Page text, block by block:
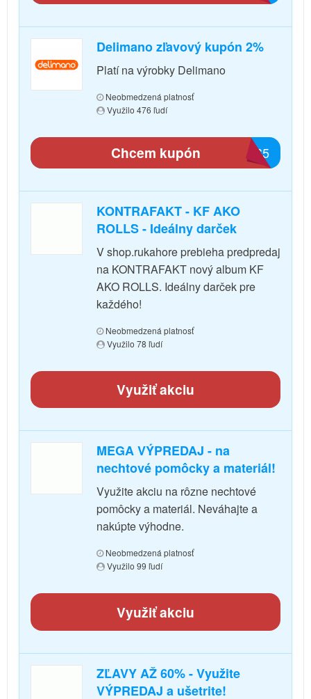
Delimano zľavový kupón 2%
Platí na výrobky Delimano
Neobmedzená platnosť
Využilo 476 ľudí
2665
Chcem kupón
KONTRAFAKT - KF AKO
ROLLS - Ideálny darček
V shop.rukahore prebieha predpredaj
na KONTRAFAKT nový album KF
AKO ROLLS. Ideálny darček pre
každého!
Neobmedzená platnosť
Využilo 78 ľudí
Využiť akciu
MEGA VÝPREDAJ - na
nechtové pomôcky a materiál!
Využite akciu na rôzne nechtové
pomôcky a materiál. Neváhajte a
nakúpte výhodne.
Neobmedzená platnosť
Využilo 99 ľudí
Využiť akciu
ZĽAVY AŽ 60% - Využite
VÝPREDAJ a ušetrite!